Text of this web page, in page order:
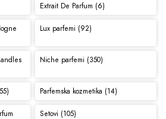
Extrait De Parfum (6)
Lux parfemi (92)
Niche parfemi (350)
Parfemska kozmetika (14)
Setovi (105)